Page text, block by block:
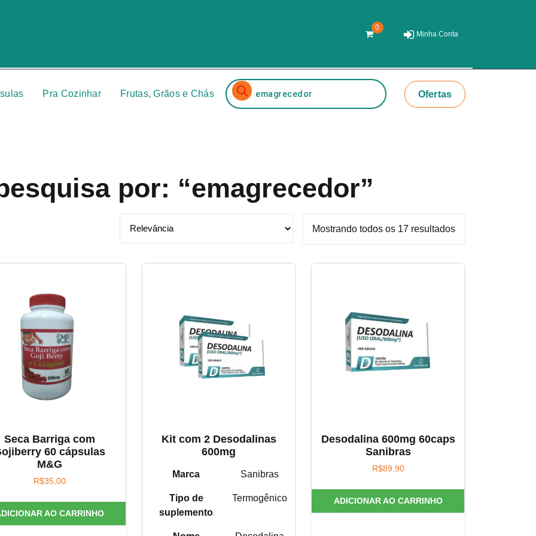
0
Minha Conta
Pra Cozinhar Frutas, Grãos e Chás
Pesquisar
produtos
Ofertas
por: “emagrecedor”
Mostrando todos os 17 resultados
Seca Barriga com
60 cápsulas
M&G
R$35,00
AO CARRINHO
Kit com 2 Desodalinas
600mg
Marca Sanibras
Tipo de
suplemento
Termogênico
Desodalina 600mg 60caps
Sanibras
R$89,90
ADICIONAR AO CARRINHO